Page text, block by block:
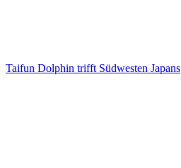
Taifun Dolphin trifft Südwesten Japans